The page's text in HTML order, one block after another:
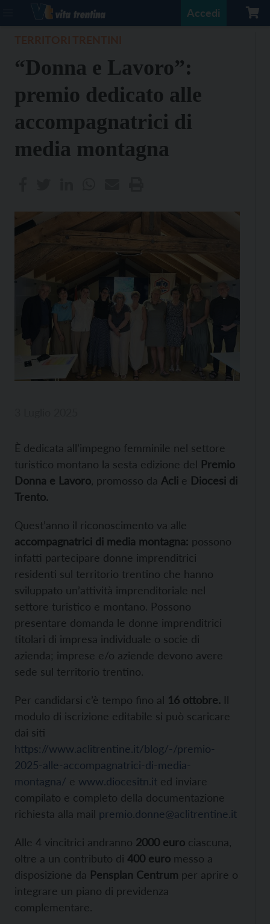
Accedi
“Donna e Lavoro”:
premio dedicato alle
accompagnatrici di
media montagna
È dedicata all’impegno femminile nel settore
turistico montano la sesta edizione del Premio
Donna e Lavoro , promosso da Acli e Diocesi di
Trento.
Quest’anno il riconoscimento va alle
accompagnatrici di media montagna: possono
infatti partecipare donne imprenditrici
residenti sul territorio trentino che hanno
sviluppato un’attività imprenditoriale nel
settore turistico e montano. Possono
presentare domanda le donne imprenditrici
titolari di impresa individuale o socie di
azienda; imprese e/o aziende devono avere
sede sul territorio trentino.
Per candidarsi c’è tempo fino al 16 ottobre. Il
modulo di iscrizione editabile si può scaricare
dai siti
https://www.aclitrentine.it/blog/-/premio-
2025-alle-accompagnatrici-di-media-
montagna/ e www.diocesitn.it ed inviare
compilato e completo della documentazione
richiesta alla mail premio.donne@aclitrentine.it
Alle 4 vincitrici andranno 2000 euro ciascuna,
oltre a un contributo di 400 euro messo a
disposizione da Pensplan Centrum per aprire o
integrare un piano di previdenza
complementare.